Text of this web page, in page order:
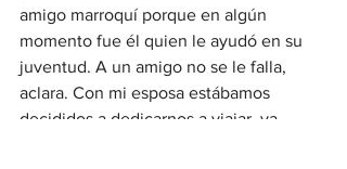
amigo marroquí porque en algún
momento fue él quien le ayudó en su
juventud. A un amigo no se le falla,
aclara. Con mi esposa estábamos
decididos a dedicarnos a viajar, ya